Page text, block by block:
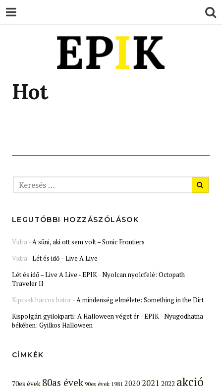
EPIK
Hot
LEGUTÓBBI HOZZÁSZÓLÁSOK
Vidra-A süni, aki ott sem volt – Sonic Frontiers
Vidra-Lét és idő – Live A Live
Lét és idő – Live A Live - EPIK-Nyolcan nyolcfelé: Octopath
Traveler II
Kipcsak harcos bator-A mindenség elmélete: Something in the Dirt
Kispolgári gyilokparti: A Halloween véget ér - EPIK-Nyugodhatna
békében: Gyilkos Halloween
CÍMKÉK
70es évek 80as évek 90es évek 1981 2020 2021 2022 akció